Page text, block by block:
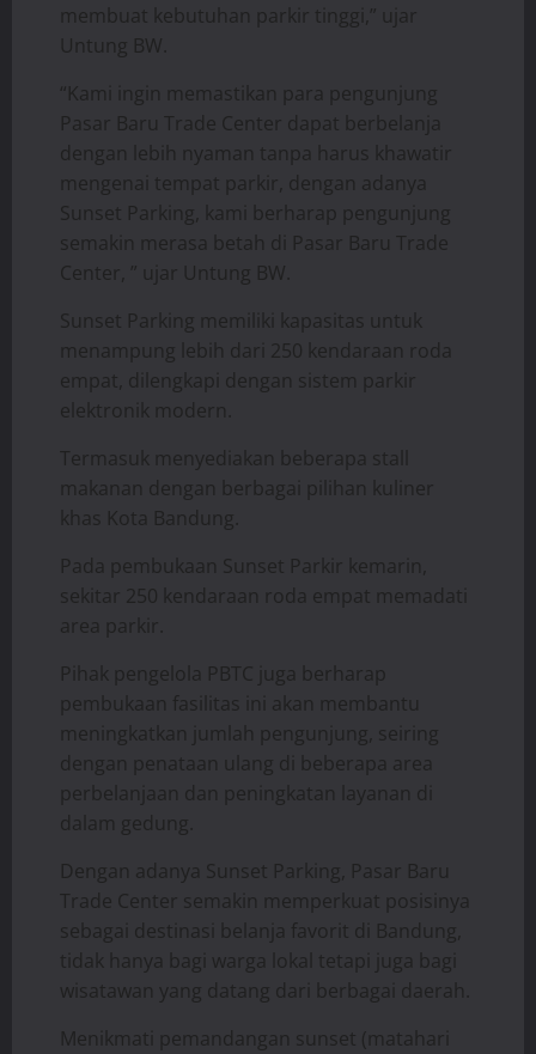
membuat kebutuhan parkir tinggi,” ujar
Untung BW.
“Kami ingin memastikan para pengunjung
Pasar Baru Trade Center dapat berbelanja
dengan lebih nyaman tanpa harus khawatir
mengenai tempat parkir, dengan adanya
Sunset Parking, kami berharap pengunjung
semakin merasa betah di Pasar Baru Trade
Center, ” ujar Untung BW.
Sunset Parking memiliki kapasitas untuk
menampung lebih dari 250 kendaraan roda
empat, dilengkapi dengan sistem parkir
elektronik modern.
Termasuk menyediakan beberapa stall
makanan dengan berbagai pilihan kuliner
khas Kota Bandung.
Pada pembukaan Sunset Parkir kemarin,
sekitar 250 kendaraan roda empat memadati
area parkir.
Pihak pengelola PBTC juga berharap
pembukaan fasilitas ini akan membantu
meningkatkan jumlah pengunjung, seiring
dengan penataan ulang di beberapa area
perbelanjaan dan peningkatan layanan di
dalam gedung.
Dengan adanya Sunset Parking, Pasar Baru
Trade Center semakin memperkuat posisinya
sebagai destinasi belanja favorit di Bandung,
tidak hanya bagi warga lokal tetapi juga bagi
wisatawan yang datang dari berbagai daerah.
Menikmati pemandangan sunset (matahari